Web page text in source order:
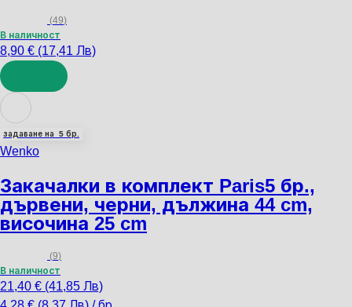
(49)
В наличност
8,90 € (17,41 Лв)
ДОБАВИ
задаване на 5 бр.
Wenko
Закачалки в комплект Paris5 бр.,
дървени, черни, дължина 44 cm,
височина 25 cm
(9)
В наличност
21,40 € (41,85 Лв)